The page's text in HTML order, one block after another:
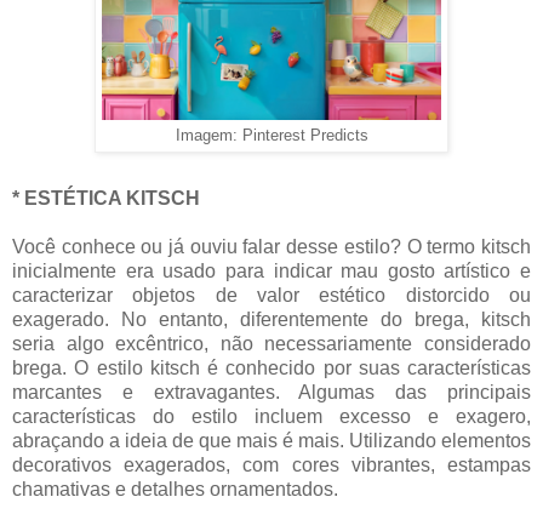
Imagem: Pinterest Predicts
* ESTÉTICA KITSCH
Você conhece ou já ouviu falar desse estilo? O termo kitsch
inicialmente era usado para indicar mau gosto artístico e
caracterizar objetos de valor estético distorcido ou
exagerado. No entanto, diferentemente do brega, kitsch
seria algo excêntrico, não necessariamente considerado
brega. O estilo kitsch é conhecido por suas características
marcantes e extravagantes. Algumas das principais
características do estilo incluem excesso e exagero,
abraçando a ideia de que mais é mais. Utilizando elementos
decorativos exagerados, com cores vibrantes, estampas
chamativas e detalhes ornamentados.